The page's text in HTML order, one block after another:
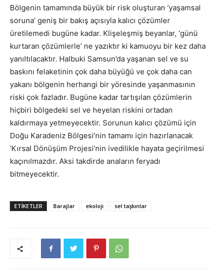
Bölgenin tamamında büyük bir risk oluşturan ‘yaşamsal
soruna’ geniş bir bakış açısıyla kalıcı çözümler
üretilemedi bugüne kadar. Klişeleşmiş beyanlar, ‘günü
kurtaran çözümlerle’ ne yazıktır ki kamuoyu bir kez daha
yanıltılacaktır. Halbuki Samsun’da yaşanan sel ve su
baskını felaketinin çok daha büyüğü ve çok daha can
yakanı bölgenin herhangi bir yöresinde yaşanmasının
riski çok fazladır. Bugüne kadar tartışılan çözümlerin
hiçbiri bölgedeki sel ve heyelan riskini ortadan
kaldırmaya yetmeyecektir. Sorunun kalıcı çözümü için
Doğu Karadeniz Bölgesi’nin tamamı için hazırlanacak
‘Kırsal Dönüşüm Projesi’nin ivedilikle hayata geçirilmesi
kaçınılmazdır. Aksi takdirde anaların feryadı
bitmeyecektir.
ETIKETLER Barajlar ekoloji sel taşkınlar